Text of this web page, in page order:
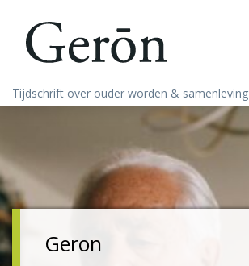
Tijdschrift over ouder worden & samenleving
Geron